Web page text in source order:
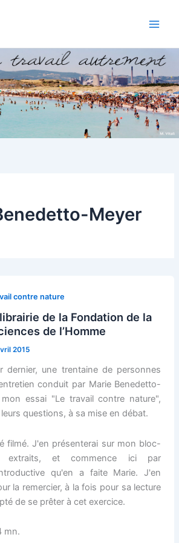
Meyer
contre nature
de la Fondation de la
de l’Homme
2015
dernier, une trentaine de personnes
conduit par Marie Benedetto-
essai "Le travail contre nature",
questions, à sa mise en débat.
filmé. J'en présenterai sur mon bloc-
extraits, et commence ici par
qu'en a faite Marie. J'en
la remercier, à la fois pour sa lecture
de se prêter à cet exercice.
mn.